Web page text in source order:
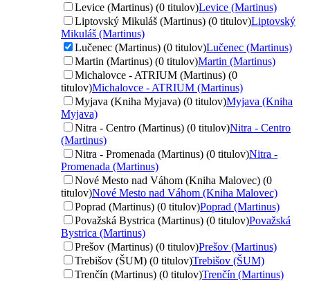
Levice (Martinus) (0 titulov)Levice (Martinus)
Liptovský Mikuláš (Martinus) (0 titulov)Liptovský
Mikuláš (Martinus)
Lučenec (Martinus) (0 titulov)Lučenec (Martinus)
Martin (Martinus) (0 titulov)Martin (Martinus)
Michalovce - ATRIUM (Martinus) (0
titulov)Michalovce - ATRIUM (Martinus)
Myjava (Kniha Myjava) (0 titulov)Myjava (Kniha
Myjava)
Nitra - Centro (Martinus) (0 titulov)Nitra - Centro
(Martinus)
Nitra - Promenada (Martinus) (0 titulov)Nitra -
Promenada (Martinus)
Nové Mesto nad Váhom (Kniha Malovec) (0
titulov)Nové Mesto nad Váhom (Kniha Malovec)
Poprad (Martinus) (0 titulov)Poprad (Martinus)
Považská Bystrica (Martinus) (0 titulov)Považská
Bystrica (Martinus)
Prešov (Martinus) (0 titulov)Prešov (Martinus)
Trebišov (ŠUM) (0 titulov)Trebišov (ŠUM)
Trenčín (Martinus) (0 titulov)Trenčín (Martinus)